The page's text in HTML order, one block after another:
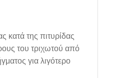
κατά της πιτυρίδας
του τριχωτού από
για λιγότερο